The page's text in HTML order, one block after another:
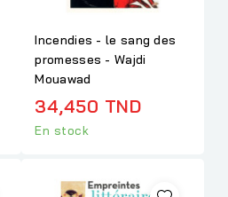
Incendies - le sang des
promesses - Wajdi
Mouawad
34,450 TND
En stock